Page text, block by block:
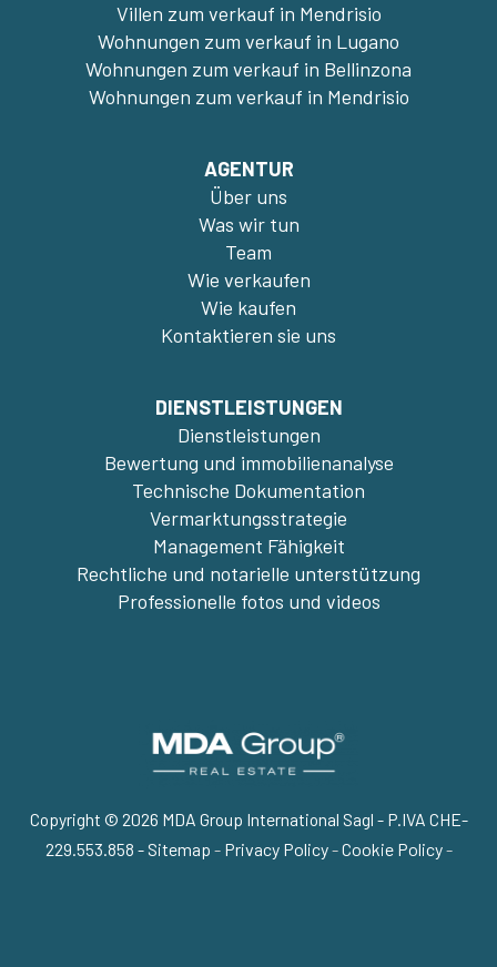
Villen zum verkauf in Mendrisio
Wohnungen zum verkauf in Lugano
Wohnungen zum verkauf in Bellinzona
Wohnungen zum verkauf in Mendrisio
AGENTUR
Über uns
Was wir tun
Team
Wie verkaufen
Wie kaufen
Kontaktieren sie uns
DIENSTLEISTUNGEN
Dienstleistungen
Bewertung und immobilienanalyse
Technische Dokumentation
Vermarktungsstrategie
Management Fähigkeit
Rechtliche und notarielle unterstützung
Professionelle fotos und videos
Copyright © 2026 MDA Group International Sagl - P.IVA CHE-
229.553.858 - Sitemap - Privacy Policy-Cookie Policy-